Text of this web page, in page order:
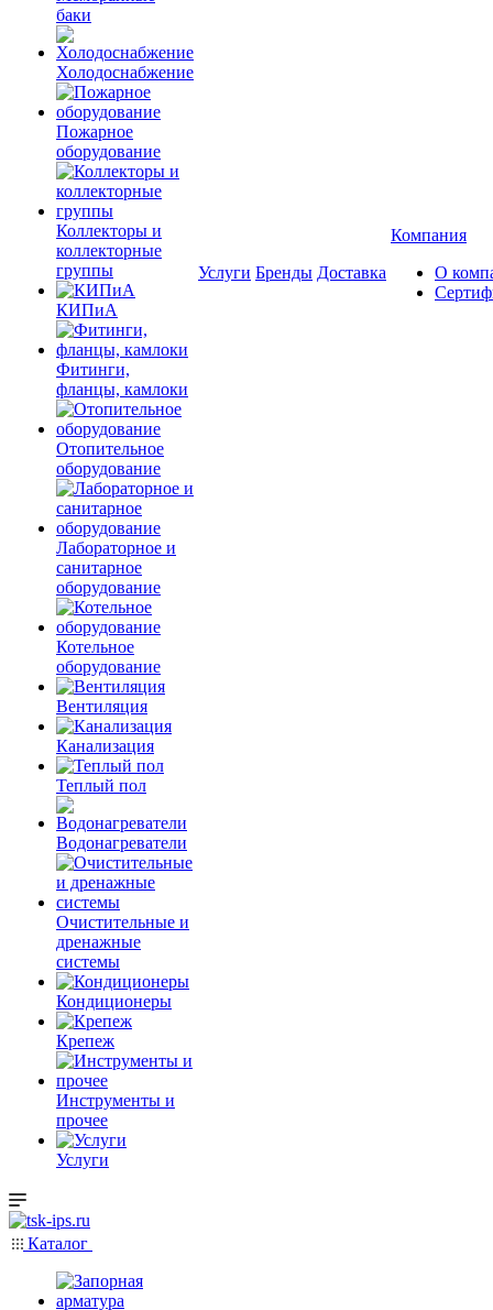
баки
Холодоснабжение
Пожарное
оборудование
Коллекторы и
коллекторные
группы
КИПиА
Фитинги,
фланцы, камлоки
Отопительное
оборудование
Лабораторное и
санитарное
оборудование
Котельное
оборудование
Вентиляция
Канализация
Теплый пол
Водонагреватели
Очистительные и
дренажные
системы
Кондиционеры
Крепеж
Инструменты и
прочее
Услуги
Услуги Бренды Доставка
Компания
О
Каталог